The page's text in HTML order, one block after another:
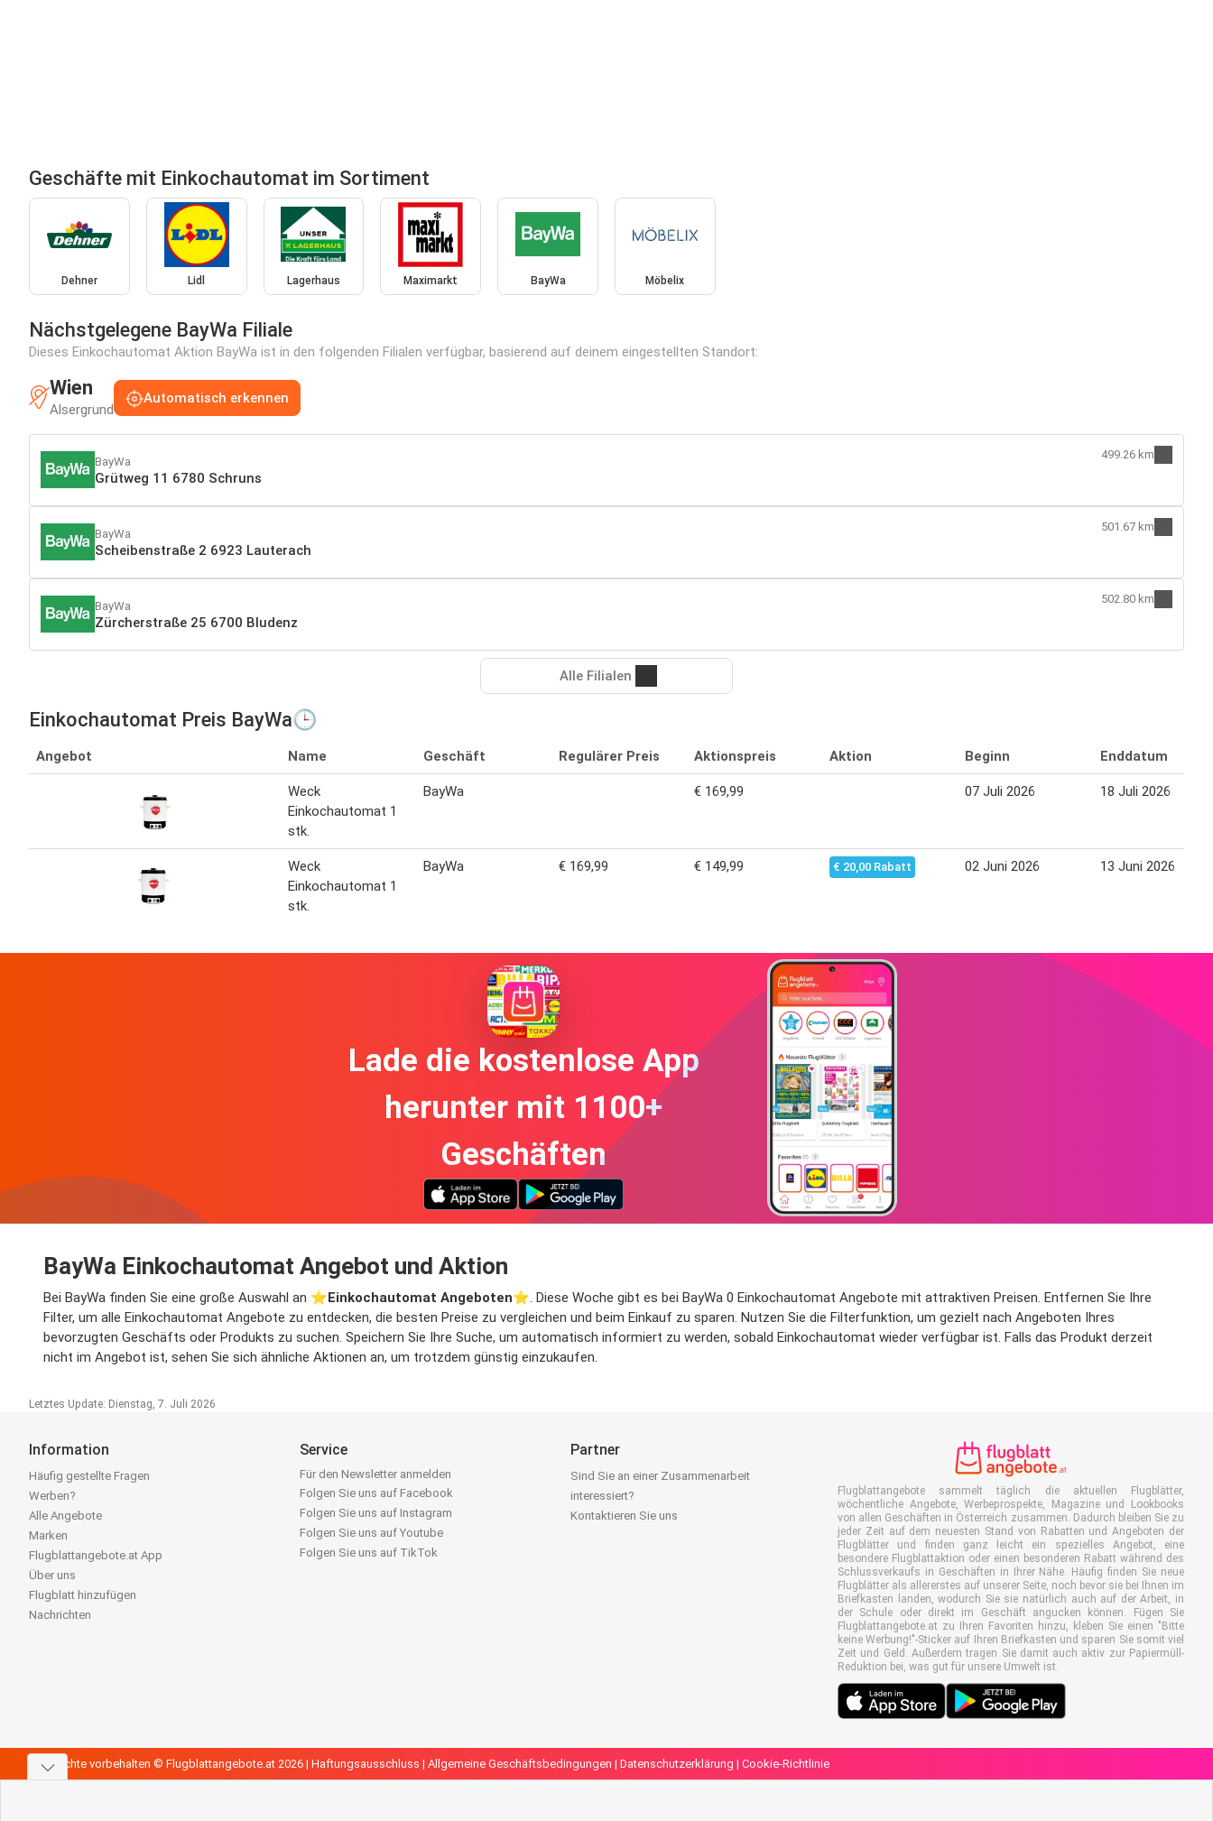
Geschäfte mit Einkochautomat im Sortiment
Dehner Lidl Lagerhaus Maximarkt BayWa Möbelix
Nächstgelegene BayWa Filiale
Dieses Einkochautomat Aktion BayWa ist in den folgenden Filialen verfügbar, basierend auf deinem eingestellten Standort:
Wien
Alsergrund
Automatisch erkennen
BayWa
Grütweg 11 6780 Schruns
499.26 km
BayWa
Scheibenstraße 2 6923 Lauterach
501.67 km
BayWa
Zürcherstraße 25 6700 Bludenz
502.80 km
Alle Filialen
Einkochautomat Preis BayWa🕒
Angebot Name Geschäft Regulärer Preis Aktionspreis Aktion Beginn Enddatum
Weck
Einkochautomat 1
stk.
BayWa € 169,99 07 Juli 2026 18 Juli 2026
Weck
Einkochautomat 1
stk.
BayWa € 169,99 € 149,99 € 20,00 Rabatt 02 Juni 2026 13 Juni 2026
Lade die kostenlose App
herunter mit 1100+
Geschäften
BayWa Einkochautomat Angebot und Aktion
Bei BayWa finden Sie eine große Auswahl an ⭐️Einkochautomat Angeboten⭐️. Diese Woche gibt es bei BayWa 0 Einkochautomat Angebote mit attraktiven Preisen. Entfernen Sie Ihre
Filter, um alle Einkochautomat Angebote zu entdecken, die besten Preise zu vergleichen und beim Einkauf zu sparen. Nutzen Sie die Filterfunktion, um gezielt nach Angeboten Ihres
bevorzugten Geschäfts oder Produkts zu suchen. Speichern Sie Ihre Suche, um automatisch informiert zu werden, sobald Einkochautomat wieder verfügbar ist. Falls das Produkt derzeit
nicht im Angebot ist, sehen Sie sich ähnliche Aktionen an, um trotzdem günstig einzukaufen.
Letztes Update: Dienstag, 7. Juli 2026
Information
Häufig gestellte Fragen
Werben?
Alle Angebote
Marken
Flugblattangebote.at App
Über uns
Flugblatt hinzufügen
Nachrichten
Service
Für den Newsletter anmelden
Folgen Sie uns auf Facebook
Folgen Sie uns auf Instagram
Folgen Sie uns auf Youtube
Folgen Sie uns auf TikTok
Partner
Sind Sie an einer Zusammenarbeit
interessiert?
Kontaktieren Sie uns
Flugblattangebote sammelt täglich die aktuellen Flugblätter,
wöchentliche Angebote, Werbeprospekte, Magazine und Lookbooks
von allen Geschäften in Österreich zusammen. Dadurch bleiben Sie zu
jeder Zeit auf dem neuesten Stand von Rabatten und Angeboten der
Flugblätter und finden ganz leicht ein spezielles Angebot, eine
besondere Flugblattaktion oder einen besonderen Rabatt während des
Schlussverkaufs in Geschäften in Ihrer Nähe. Häufig finden Sie neue
Flugblätter als allererstes auf unserer Seite, noch bevor sie bei Ihnen im
Briefkasten landen, wodurch Sie sie natürlich auch auf der Arbeit, in
der Schule oder direkt im Geschäft angucken können. Fügen Sie
Flugblattangebote.at zu Ihren Favoriten hinzu, kleben Sie einen "Bitte
keine Werbung!"-Sticker auf Ihren Briefkasten und sparen Sie somit viel
Zeit und Geld. Außerdem tragen Sie damit auch aktiv zur Papiermüll-
Reduktion bei, was gut für unsere Umwelt ist.
Alle Rechte vorbehalten © Flugblattangebote.at 2026 | Haftungsausschluss | Allgemeine Geschäftsbedingungen | Datenschutzerklärung | Cookie-Richtlinie